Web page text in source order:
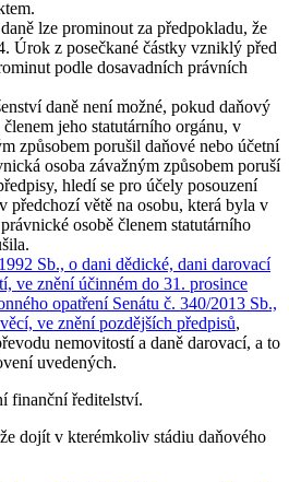
lze prominout za předpokladu, že
Úrok z posečkané částky vzniklý před
podle dosavadních právních
daně není možné, pokud daňový
jeho statutárního orgánu, v
způsobem porušil daňové nebo účetní
osoba závažným způsobem poruší
hledí se pro účely posouzení
předchozí větě na osobu, která byla v
osobě členem statutárního
Sb., o dani dědické, dani darovací
ve znění účinném do 31. prosince
opatření Senátu č. 340/2013 Sb.,
ve znění pozdějších předpisů,
nemovitostí a daně darovací, a to
uvedených.
finanční ředitelství.
dojít v kterémkoliv stádiu daňového